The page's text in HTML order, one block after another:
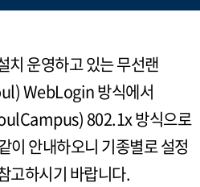
치 운영하고 있는 무선랜
WebLogin 방식에서
802.1x 방식으로
이 안내하오니 기종별로 설정
고하시기 바랍니다.